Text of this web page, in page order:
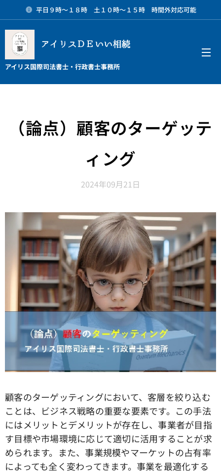
平日９時～１８時 土１０時～１５時 時間外対応可能
アイリスＤＥいい相続
アイリス国際司法書士・行政書士事務所
（論点）顧客のターゲッテ
ィング
2024年09月21日
顧客のターゲッティングにおいて、客層を絞り込む
ことは、ビジネス戦略の重要な要素です。この手法
にはメリットとデメリットが存在し、事業者が目指
す目標や市場環境に応じて適切に活用することが求
められます。また、事業規模やマーケットの占有率
によっても全く変わってきます。事業を最適化する